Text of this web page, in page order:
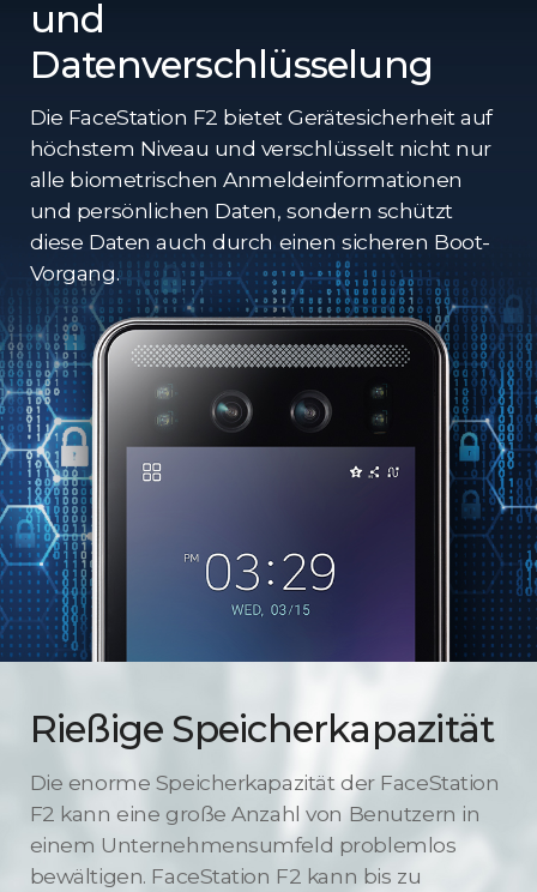
und
Datenverschlüsselung
Die FaceStation F2 bietet Gerätesicherheit auf
höchstem Niveau und verschlüsselt nicht nur
alle biometrischen Anmeldeinformationen
und persönlichen Daten, sondern schützt
diese Daten auch durch einen sicheren Boot-
Vorgang.
Rießige Speicherkapazität
Die enorme Speicherkapazität der FaceStation
F2 kann eine große Anzahl von Benutzern in
einem Unternehmensumfeld problemlos
bewältigen. FaceStation F2 kann bis zu